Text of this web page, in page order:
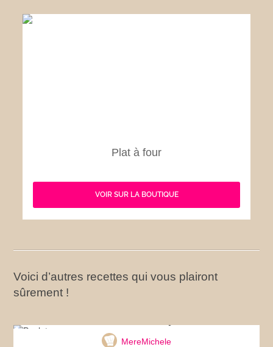
Plat à four
VOIR SUR LA BOUTIQUE
Voici d’autres recettes qui vous plairont
sûrement !
MereMichele